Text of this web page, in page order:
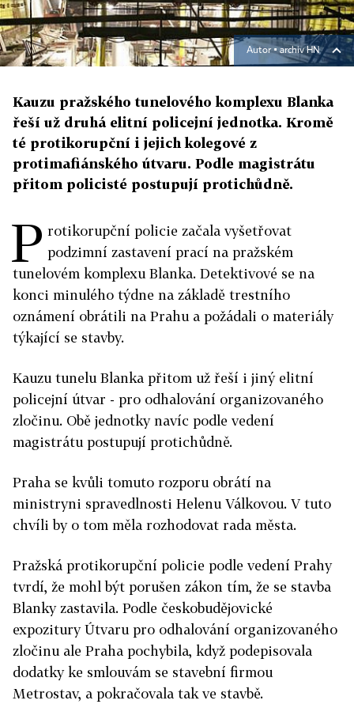
Autor ▪archiv HN
Kauzu pražského tunelového komplexu Blanka
řeší už druhá elitní policejní jednotka. Kromě
té protikorupční i jejich kolegové z
protimafiánského útvaru. Podle magistrátu
přitom policisté postupují protichůdně.
P rotikorupční policie začala vyšetřovat
podzimní zastavení prací na pražském
tunelovém komplexu Blanka. Detektivové se na
konci minulého týdne na základě trestního
oznámení obrátili na Prahu a požádali o materiály
týkající se stavby.
Kauzu tunelu Blanka přitom už řeší i jiný elitní
policejní útvar - pro odhalování organizovaného
zločinu. Obě jednotky navíc podle vedení
magistrátu postupují protichůdně.
Praha se kvůli tomuto rozporu obrátí na
ministryni spravedlnosti Helenu Válkovou. V tuto
chvíli by o tom měla rozhodovat rada města.
Pražská protikorupční policie podle vedení Prahy
tvrdí, že mohl být porušen zákon tím, že se stavba
Blanky zastavila. Podle českobudějovické
expozitury Útvaru pro odhalování organizovaného
zločinu ale Praha pochybila, když podepisovala
dodatky ke smlouvám se stavební firmou
Metrostav, a pokračovala tak ve stavbě.